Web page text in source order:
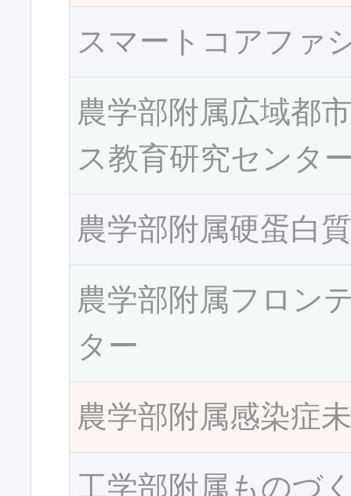
スマートコアファ
農学部附属広域都
ス教育研究センタ
農学部附属硬蛋白
農学部附属フロン
ター
農学部附属感染症
工学部附属ものづ